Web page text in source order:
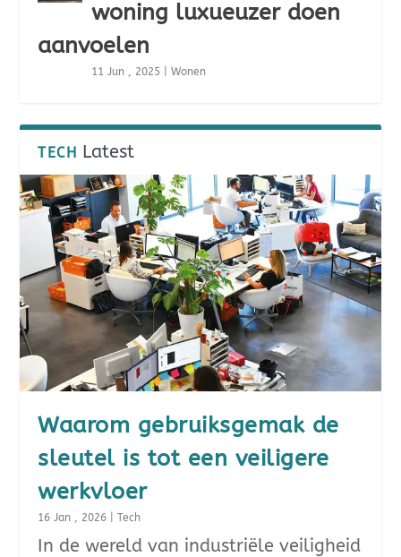
woning luxueuzer doen
aanvoelen
11 Jun , 2025 |Wonen
TECH Latest
Waarom gebruiksgemak de
sleutel is tot een veiligere
werkvloer
16 Jan , 2026 |Tech
In de wereld van industriële veiligheid